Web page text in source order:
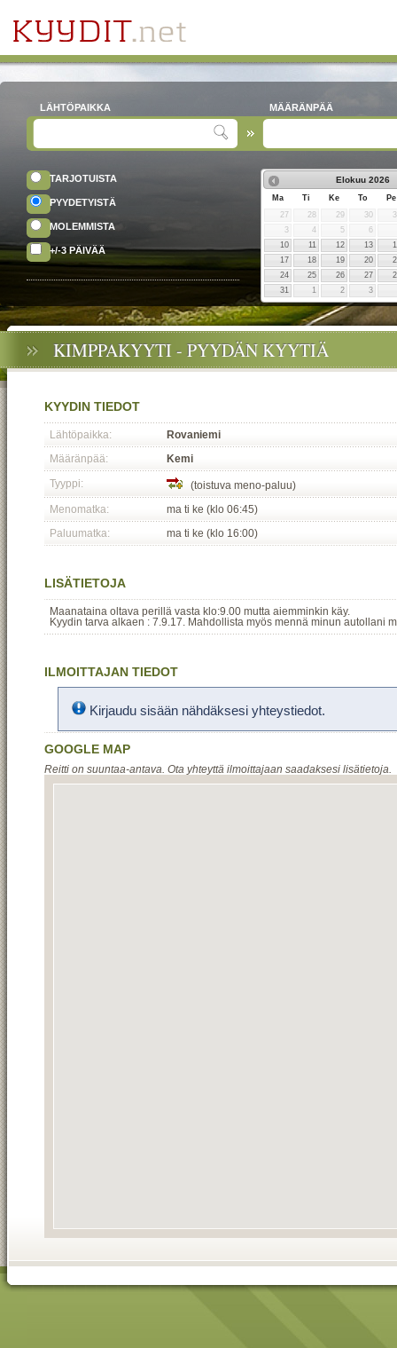
LÄHTÖPAIKKA MÄÄRÄNPÄÄ
TARJOTUISTA
PYYDETYISTÄ
MOLEMMISTA
+/-3 PÄIVÄÄ
Elokuu 2026
Ma Ti Ke To
Pe
27
28 29 30
3
4 5
6
10
11 12 13
17
18 19 20
24
25 26 27
31
1 2 3
KIMPPAKYYTI - PYYDÄN KYYTIÄ
KYYDIN TIEDOT
Lähtöpaikka:
Rovaniemi
Määränpää:
Kemi
Tyyppi:
(toistuva meno-paluu)
Menomatka:
ma ti ke (klo 06:45)
Paluumatka:
ma ti ke (klo 16:00)
LISÄTIETOJA
Maanataina oltava perillä vasta klo:9.00 mutta aiemminkin käy.
Kyydin tarva alkaen : 7.9.17. Mahdollista myös mennä minun autollani
ILMOITTAJAN TIEDOT
Kirjaudu sisään nähdäksesi yhteystiedot.
GOOGLE MAP
Reitti on suuntaa-antava. Ota yhteyttä ilmoittajaan saadaksesi lisätietoja.